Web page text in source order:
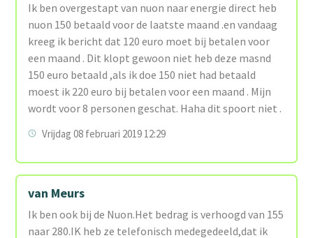
Ik ben overgestapt van nuon naar energie direct heb
nuon 150 betaald voor de laatste maand .en vandaag
kreeg ik bericht dat 120 euro moet bij betalen voor
een maand . Dit klopt gewoon niet heb deze masnd
150 euro betaald ,als ik doe 150 niet had betaald
moest ik 220 euro bij betalen voor een maand . Mijn
wordt voor 8 personen geschat. Haha dit spoort niet .
Vrijdag 08 februari 2019 12:29
van Meurs
Ik ben ook bij de Nuon.Het bedrag is verhoogd van 155
naar 280.IK heb ze telefonisch medegedeeld,dat ik